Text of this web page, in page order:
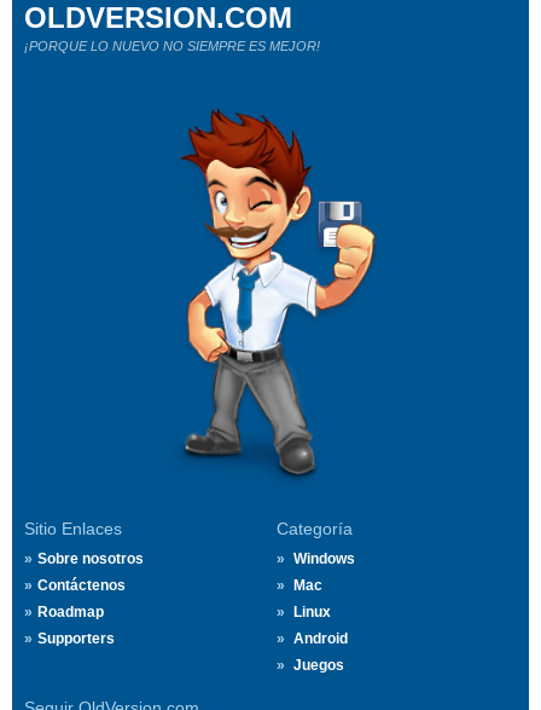
Sitio Enlaces
Sobre nosotros
Contáctenos
Roadmap
Supporters
Categoría
Windows
Mac
Linux
Android
Juegos
OLDVERSION.COM
¡PORQUE LO NUEVO NO SIEMPRE ES MEJOR!